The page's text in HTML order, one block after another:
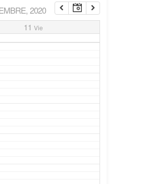
2020
11 Vie